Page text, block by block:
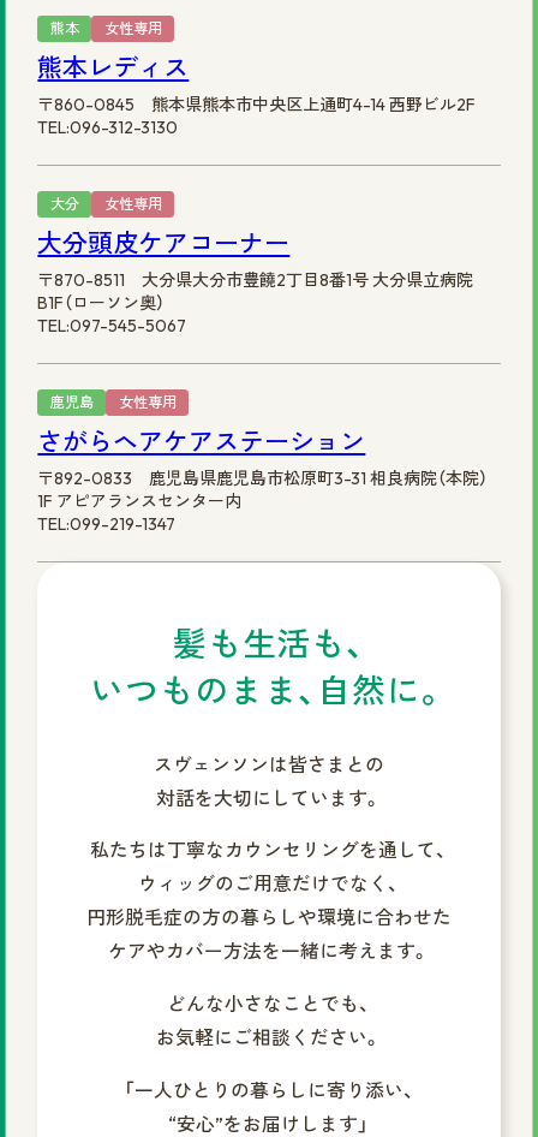
熊本 女性専用
熊本レディス
〒860-0845 熊本県熊本市中央区上通町4-14 西野ビル2F
TEL:096-312-3130
大分 女性専用
大分頭皮ケアコーナー
〒870-8511 大分県大分市豊饒2丁目8番1号 大分県立病院
B1F（ローソン奥）
TEL:097-545-5067
鹿児島 女性専用
さがらヘアケアステーション
〒892-0833 鹿児島県鹿児島市松原町3-31 相良病院（本院）
1F アピアランスセンター内
TEL:099-219-1347
髪も生活も、
いつものまま、自然に。
スヴェンソンは皆さまとの
対話を大切にしています。
私たちは丁寧なカウンセリングを通して、
ウィッグのご用意だけでなく、
円形脱毛症の方の暮らしや環境に合わせた
ケアやカバー方法を一緒に考えます。
どんな小さなことでも、
お気軽にご相談ください。
「一人ひとりの暮らしに寄り添い、
“安心”をお届けします」